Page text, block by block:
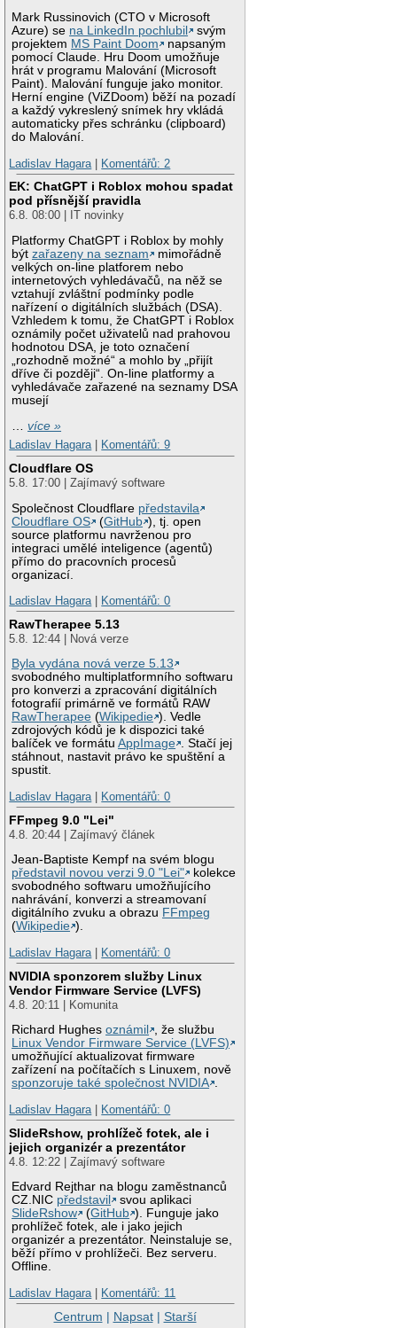
Mark Russinovich (CTO v Microsoft
Azure) se na LinkedIn pochlubil
svým
projektem MS Paint Doom
napsaným
pomocí Claude. Hru Doom umožňuje
hrát v programu Malování (Microsoft
Paint). Malování funguje jako monitor.
Herní engine (ViZDoom) běží na pozadí
a každý vykreslený snímek hry vkládá
automaticky přes schránku (clipboard)
do Malování.
Ladislav Hagara
Komentářů: 2
EK: ChatGPT i Roblox mohou spadat
pod přísnější pravidla
6.8. 08:00 | IT novinky
Platformy ChatGPT i Roblox by mohly
býtzařazeny na seznam
mimořádně
velkých on-line platforem nebo
internetových vyhledávačů, na něž se
vztahují zvláštní podmínky podle
nařízení o digitálních službách (DSA).
Vzhledem k tomu, že ChatGPT i Roblox
oznámily počet uživatelů nad prahovou
hodnotou DSA, je toto označení
„rozhodně možné“ a mohlo by „přijít
dříve či později“. On-line platformy a
vyhledávače zařazené na seznamy DSA
musejí
…více »
Ladislav Hagara| Komentářů: 9
Cloudflare OS
5.8. 17:00 | Zajímavý software
Společnost Cloudflare představila
Cloudflare OS
(GitHub ), tj. open
source platformu navrženou pro
integraci umělé inteligence (agentů)
přímo do pracovních procesů
organizací.
Ladislav Hagara| Komentářů: 0
RawTherapee 5.13
5.8. 12:44 | Nová verze
Byla vydána nová verze 5.13
svobodného multiplatformního softwaru
pro konverzi a zpracování digitálních
fotografií primárně ve formátů RAW
RawTherapee (Wikipedie ). Vedle
zdrojových kódů je k dispozici také
balíček ve formátuAppImage . Stačí jej
stáhnout, nastavit právo ke spuštění a
spustit.
Ladislav Hagara| Komentářů: 0
FFmpeg 9.0 "Lei"
4.8. 20:44 | Zajímavý článek
Jean-Baptiste Kempf na svém blogu
představil novou verzi 9.0 "Lei"
kolekce
svobodného softwaru umožňujícího
nahrávání, konverzi a streamovaní
digitálního zvuku a obrazu FFmpeg
(Wikipedie ).
Ladislav Hagara| Komentářů: 0
NVIDIA sponzorem služby Linux
Vendor Firmware Service (LVFS)
4.8. 20:11 | Komunita
Richard Hughesoznámil
, že službu
Linux Vendor Firmware Service (LVFS)
umožňující aktualizovat firmware
zařízení na počítačích s Linuxem, nově
sponzoruje také společnost NVIDIA .
Ladislav Hagara| Komentářů: 0
SlideRshow, prohlížeč fotek, ale i
jejich organizér a prezentátor
4.8. 12:22 | Zajímavý software
Edvard Rejthar na blogu zaměstnanců
CZ.NIC představil
svou aplikaci
SlideRshow
(GitHub ). Funguje jako
prohlížeč fotek, ale i jako jejich
organizér a prezentátor. Neinstaluje se,
běží přímo v prohlížeči. Bez serveru.
Offline.
Ladislav Hagara| Komentářů: 11
Centrum | Napsat| Starší